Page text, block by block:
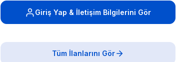
Giriş Yap & İletişim Bilgilerini Gör
Tüm İlanlarını Gör